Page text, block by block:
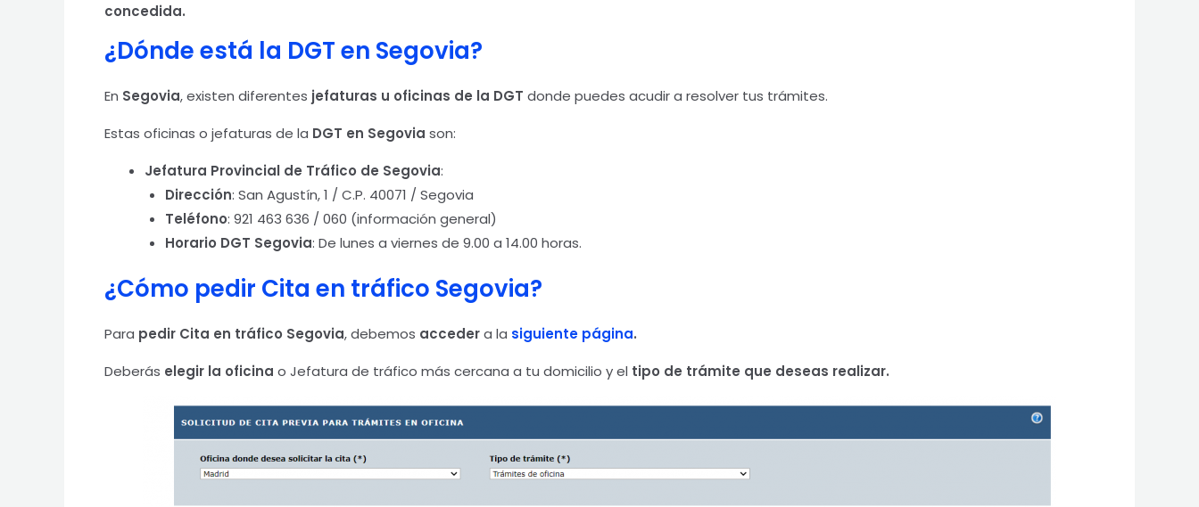
concedida.
¿Dónde está la DGT en Segovia?
En Segovia, existen diferentes jefaturas u oficinas de la DGT donde puedes acudir a resolver tus trámites.
Estas oficinas o jefaturas de la DGT en Segovia son:
Jefatura Provincial de Tráfico de Segovia:
Dirección: San Agustín, 1 / C.P. 40071 / Segovia
Teléfono: 921 463 636 / 060 (información general)
Horario DGT Segovia: De lunes a viernes de 9.00 a 14.00 horas.
¿Cómo pedir Cita en tráfico Segovia?
Para pedir Cita en tráfico Segovia, debemos accedera la siguiente página.
Deberás elegir la oficina o Jefatura de tráfico más cercana a tu domicilio y el tipo de trámite que deseas realizar.